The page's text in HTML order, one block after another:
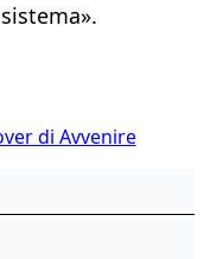
di Avvenire